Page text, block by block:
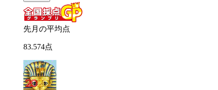
先月の平均点
83.574点